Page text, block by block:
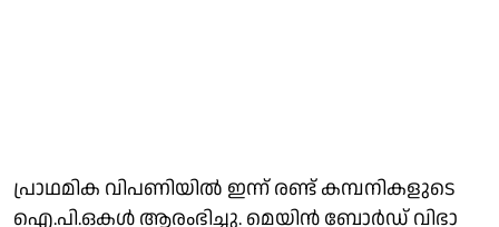
പ്രാഥമിക വിപണിയിൽ ഇന്ന് രണ്ട് കമ്പനികളുടെ
ഐ.പി.ഒകൾ ആരംഭിച്ചു. മെയിൻ ബോർഡ് വിഭാ​